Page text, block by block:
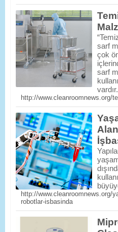
sarf
çok
sarf
http://www.cleanroomnews.org/
http://www.cleanroomnews.org/
robotlar-isbasinda